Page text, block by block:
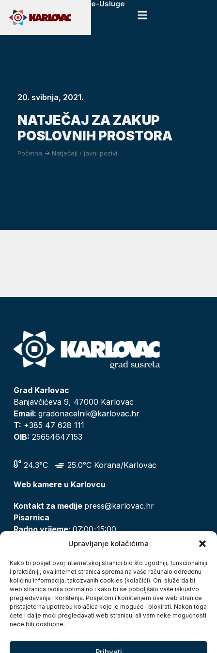
Upravljanje kolačićima
Kako bi posjet ovoj internetskoj stranici bio što ugodniji, funkcionalniji
i praktičniji, ova internet stranica sprema na vaše računalo određenu
količinu informacija, takozvanih cookies (kolačići). Oni služe da bi
web stranica radila optimalno i kako bi se poboljšalo vaše iskustvo
pregledavanja i korištenja. Posjetom i korištenjem ove web stranice
pristajete na upotrebu kolačića koje je moguće i blokirati. Nakon toga
ćete i dalje moći pregledavati web stranicu, ali vam neke mogućnosti
neće biti dostupne.
e-Usluge
20. svibnja, 2021.
NATJEČAJ ZA ZAKUP
POSLOVNIH PROSTORA
Početna -> Natječaji / javni pozivi
Grad Karlovac
Banjavčićeva 9, 47000 Karlovac
Email: gradonacelnik@karlovac.hr
T: +385 47 628 111
OIB: 25654647153
24.3°C
25.0°C Korana/Karlovac
Web kamere u Karlovcu
Kontakt za medije press@karlovac.hr
Pisarnica
Radno vrijeme: 07:00-15:00
pisarnica@karlovac.hr
Zaštita osobnih podataka
Pristup informacijama
Kolačići
Izjava o pristupačnosti